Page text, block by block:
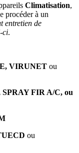
Climatisation,
procéder à un
entretien de
ci.
VIRUNET ou
FIR A/C, ou
ou